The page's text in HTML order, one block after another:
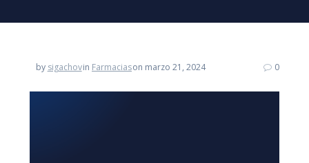
by sigachovin Farmaciason marzo 21, 2024 0